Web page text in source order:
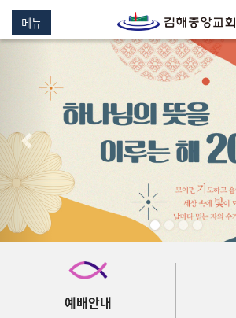
메뉴
이전
예배안내